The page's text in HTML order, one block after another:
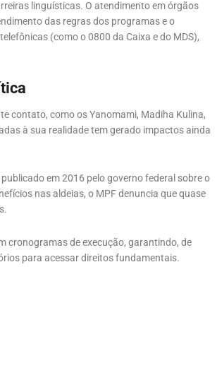
linguísticas. O atendimento em órgãos
das regras dos programas e o
(como o 0800 da Caixa e do MDS),
contato, como os Yanomami, Madiha Kulina,
à sua realidade tem gerado impactos ainda
em 2016 pelo governo federal sobre o
nas aldeias, o MPF denuncia que quase
cronogramas de execução, garantindo, de
para acessar direitos fundamentais.